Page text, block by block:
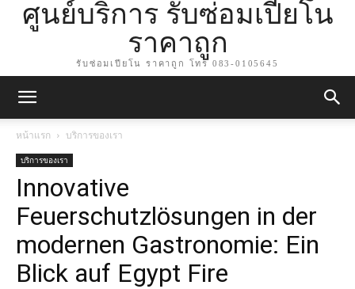
ศูนย์บริการ รับซ่อมเปียโน
ราคาถูก
รับซ่อมเปียโน ราคาถูก โทร 083-0105645
หน้าแรก บริการของเรา
บริการของเรา
Innovative
Feuerschutzlösungen in der
modernen Gastronomie: Ein
Blick auf Egypt Fire